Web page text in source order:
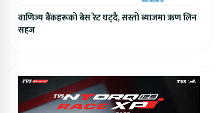
वाणिज्य बैंकहरूको बेस रेट घट्दै, सस्तो ब्याजमा ऋण लिन
सहज